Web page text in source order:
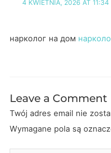
4 KWIETNIA, 2026 AT 11:34
нарколог на дом
Leave a Comment
Twój adres email nie
Wymagane pola są